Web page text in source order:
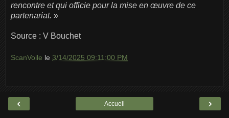
rencontre et qui officie pour la mise en œuvre de ce
partenariat. »
Source : V Bouchet
ScanVoile le 3/14/2025 09:11:00 PM
‹ ›
Accueil